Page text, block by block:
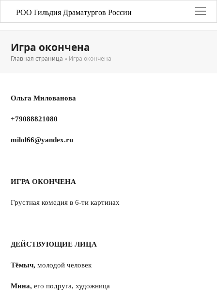
РОО Гильдия Драматургов России
Игра окончена
Главная страница » Игра окончена
Ольга Милованова
+79088821080
milol66@yandex.ru
ИГРА ОКОНЧЕНА
Грустная комедия в 6-ти картинах
ДЕЙСТВУЮЩИЕ ЛИЦА
Тёмыч, молодой человек
Мина, его подруга, художница